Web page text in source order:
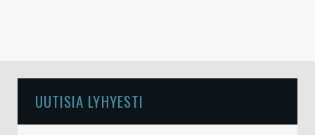
UUTISIA LYHYESTI